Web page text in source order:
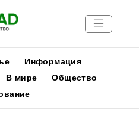
Информация
В мире
Общество